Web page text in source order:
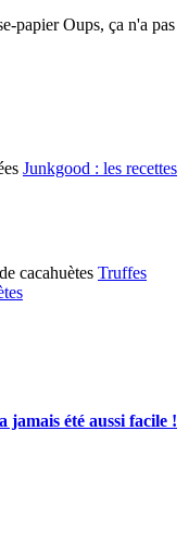
papier Oups, ça n'a pas
Junkgood : les recettes
Truffes
jamais été aussi facile !